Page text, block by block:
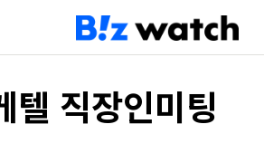
텔 직장인미팅